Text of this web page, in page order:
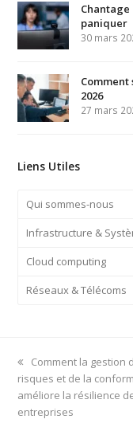
paniquer
30 mars
2026
27 mars
Liens Utiles
Qui sommes-nous
Infrastructure &
Cloud computing
Réseaux & Télécoms
previous
post:
Comment la gestion
risques et de la
améliore la résilience
entreprises